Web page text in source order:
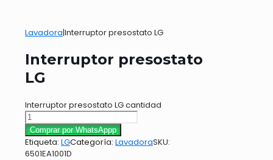
Lavadora|Interruptor presostato LG
Interruptor presostato
LG
Interruptor presostato LG cantidad
Comprar por WhatsAppp
Etiqueta: LGCategoría: LavadoraSKU:
6501EA1001D